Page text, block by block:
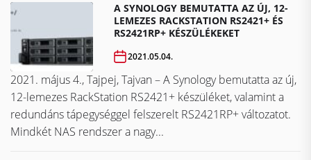
A SYNOLOGY BEMUTATTA AZ ÚJ, 12-
LEMEZES RACKSTATION RS2421+ ÉS
RS2421RP+ KÉSZÜLÉKEKET
2021.05.04.
2021. május 4., Tajpej, Tajvan – A Synology bemutatta az új,
12-lemezes RackStation RS2421+ készüléket, valamint a
redundáns tápegységgel felszerelt RS2421RP+ változatot.
Mindkét NAS rendszer a nagy...